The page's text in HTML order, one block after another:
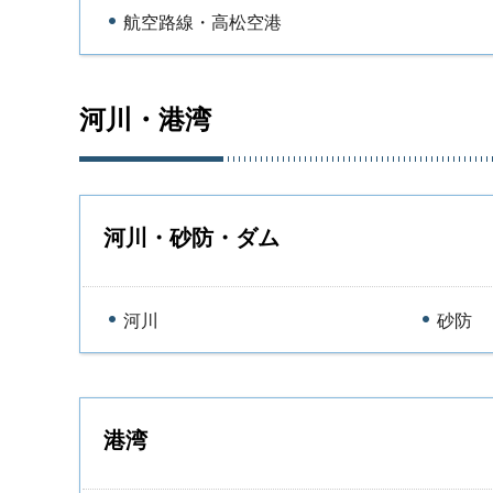
航空路線・高松空港
河川・港湾
河川・砂防・ダム
河川 砂防
港湾